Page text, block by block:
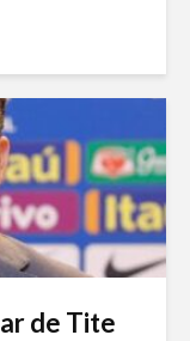
de Tite